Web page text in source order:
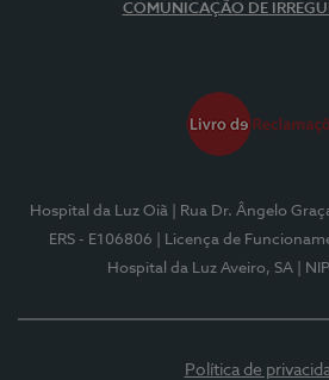
COMUNICAÇÃO DE
Hospital da Luz Oiã | Rua Dr. Ângelo
ERS - E106806
| Licença de
Hospital da Luz Aveiro, SA
|
Política de